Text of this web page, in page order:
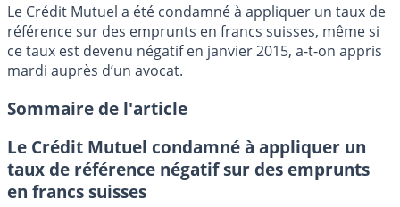
Le Crédit Mutuel a été condamné à appliquer un taux de
référence sur des emprunts en francs suisses, même si
ce taux est devenu négatif en janvier 2015, a-t-on appris
mardi auprès d’un avocat.
Sommaire de l'article
Le Crédit Mutuel condamné à appliquer un
taux de référence négatif sur des emprunts
en francs suisses